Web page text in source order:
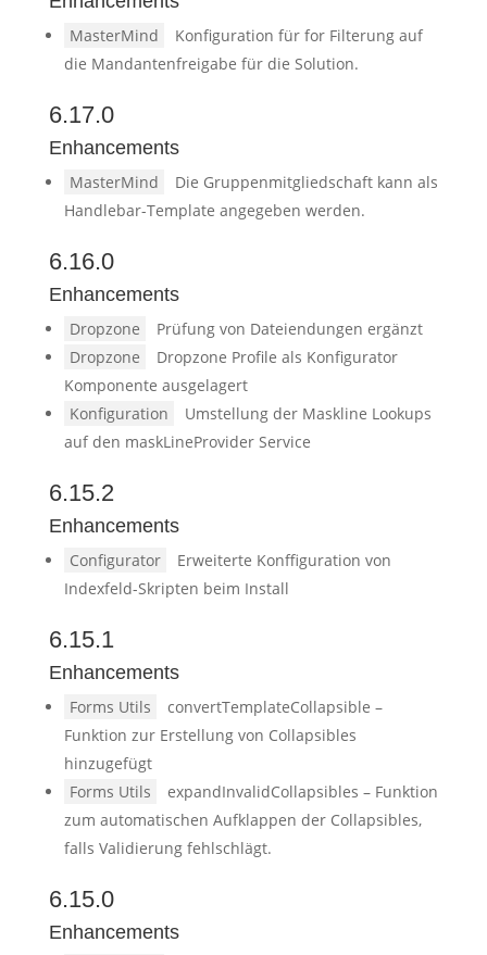
MasterMind
Konfiguration für for Filterung auf
die Mandantenfreigabe für die Solution.
6.17.0
Enhancements
MasterMind
Die Gruppenmitgliedschaft kann als
Handlebar-Template angegeben werden.
6.16.0
Enhancements
Dropzone
Prüfung von Dateiendungen ergänzt
Dropzone
Dropzone Profile als Konfigurator
Komponente ausgelagert
Konfiguration
Umstellung der Maskline Lookups
auf den maskLineProvider Service
6.15.2
Enhancements
Configurator
Erweiterte Konffiguration von
Indexfeld-Skripten beim Install
6.15.1
Enhancements
Forms Utils
convertTemplateCollapsible –
Funktion zur Erstellung von Collapsibles
hinzugefügt
Forms Utils
expandInvalidCollapsibles – Funktion
zum automatischen Aufklappen der Collapsibles,
falls Validierung fehlschlägt.
6.15.0
Enhancements